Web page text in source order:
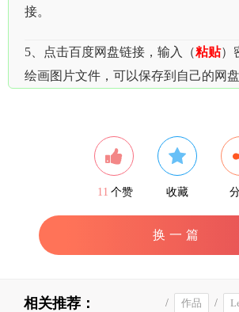
接。
5、点击百度网盘链接，输入（粘贴）
绘画图片文件，可以保存到自己的网
11 个赞 收藏
换一篇
相关推荐： /
作品
/